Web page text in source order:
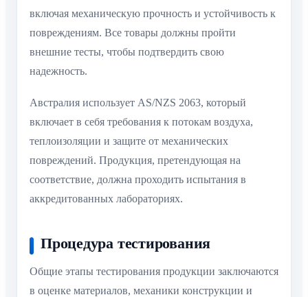
включая механическую прочность и устойчивость к
повреждениям. Все товары должны пройти
внешние тесты, чтобы подтвердить свою
надежность.
Австралия использует AS/NZS 2063, который
включает в себя требования к потокам воздуха,
теплоизоляции и защите от механических
повреждений. Продукция, претендующая на
соответствие, должна проходить испытания в
аккредитованных лабораториях.
Процедура тестирования
Общие этапы тестирования продукции заключаются
в оценке материалов, механики конструкции и